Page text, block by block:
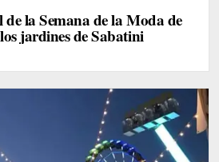
la Semana de la Moda de
jardines de Sabatini